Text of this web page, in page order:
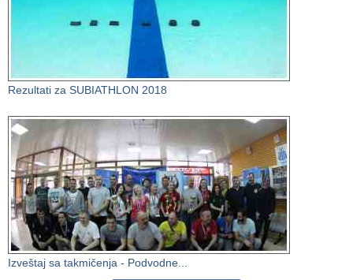
Rezultati za SUBIATHLON 2018
Izveštaj sa takmičenja - Podvodne...